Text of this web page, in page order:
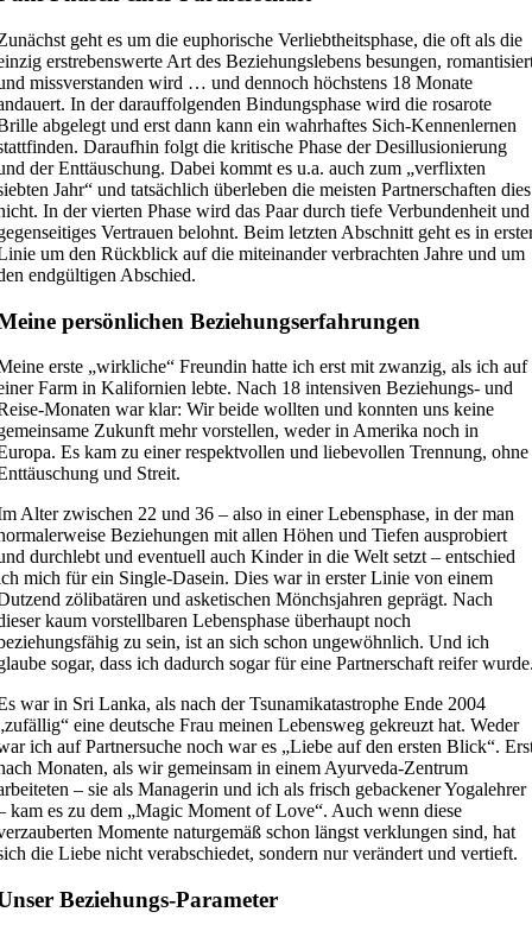
geht es um die euphorische Verliebtheitsphase, die oft als die
erstrebenswerte Art des Beziehungslebens besungen,
missverstanden wird … und dennoch höchstens 18 Monate
In der darauffolgenden Bindungsphase wird die rosarote
abgelegt und erst dann kann ein wahrhaftes Sich-Kennenlernen
Daraufhin folgt die kritische Phase der Desillusionierung
der Enttäuschung. Dabei kommt es u.a. auch zum „verflixten
Jahr“ und tatsächlich überleben die meisten Partnerschaften dies
In der vierten Phase wird das Paar durch tiefe Verbundenheit und
Vertrauen belohnt. Beim letzten Abschnitt geht es in
um den Rückblick auf die miteinander verbrachten Jahre und um
endgültigen Abschied.
persönlichen Beziehungserfahrungen
erste „wirkliche“ Freundin hatte ich erst mit zwanzig, als ich auf
Farm in Kalifornien lebte. Nach 18 intensiven Beziehungs- und
Monaten war klar: Wir beide wollten und konnten uns keine
Zukunft mehr vorstellen, weder in Amerika noch in
Es kam zu einer respektvollen und liebevollen Trennung, ohne
und Streit.
Alter zwischen 22 und 36 – also in einer Lebensphase, in der man
Beziehungen mit allen Höhen und Tiefen ausprobiert
durchlebt und eventuell auch Kinder in die Welt setzt – entschied
mich für ein Single-Dasein. Dies war in erster Linie von einem
zölibatären und asketischen Mönchsjahren geprägt. Nach
kaum vorstellbaren Lebensphase überhaupt noch
zu sein, ist an sich schon ungewöhnlich. Und ich
sogar, dass ich dadurch sogar für eine Partnerschaft reifer
war in Sri Lanka, als nach der Tsunamikatastrophe Ende 2004
eine deutsche Frau meinen Lebensweg gekreuzt hat. Weder
ich auf Partnersuche noch war es „Liebe auf den ersten Blick“.
Monaten, als wir gemeinsam in einem Ayurveda-Zentrum
– sie als Managerin und ich als frisch gebackener Yogalehrer
kam es zu dem „Magic Moment of Love“. Auch wenn diese
Momente naturgemäß schon längst verklungen sind, hat
die Liebe nicht verabschiedet, sondern nur verändert und vertieft.
Beziehungs-Parameter